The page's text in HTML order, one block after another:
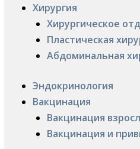
Хирургия
Хирургическое
Пластическая
Абдоминальная
Эндокринология
Вакцинация
Вакцинация
Вакцинация и